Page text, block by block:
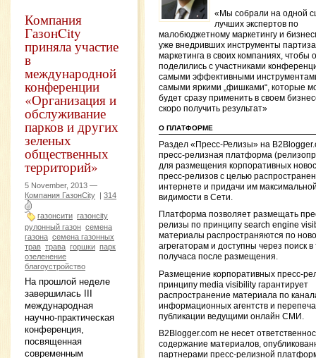
Компания
ГазонCity
приняла участие
в
международной
конференции
«Организация и
обслуживание
парков и других
зеленых
общественных
территорий»
5 November, 2013 —
Компания ГазонCity | 314
газонсити газонcity
рулонный газон семена
газона семена газонных
трав трава горшки парк
озеленение
благоустройство
На прошлой неделе
завершилась III
международная
научно-практическая
конференция,
посвященная
современным
«Мы собрали на одной
лучших экспертов по
малобюджетному маркетингу и
уже внедривших инструменты
маркетинга в своих компаниях, чтобы
поделились с участниками
самыми эффективными
самыми яркими „фишками“, которые
будет сразу применить в своем
скоро получить результат»
О ПЛАТФОРМЕ
Раздел «Пресс-Релизы» на
пресс-релизная платформа
для размещения корпоративных
пресс-релизов с целью
интернете и придачи им
видимости в Сети.
Платформа позволяет размещать
релизы по принципу search engine
материалы распространяются по
агрегаторам и доступны через поиск в
получаса после размещения.
Размещение корпоративных пресс-
принципу media visibility гарантирует
распространение материала по
информационных агентств и
публикации ведущими онлайн СМИ.
B2Blogger.com не несет
содержание материалов,
партнерами пресс-релизной